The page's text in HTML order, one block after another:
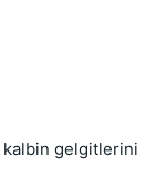
kalbin gelgitlerini